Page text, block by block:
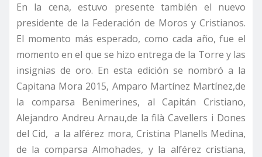
En la cena, estuvo presente también el nuevo
presidente de la Federación de Moros y Cristianos.
El momento más esperado, como cada año, fue el
momento en el que se hizo entrega de la Torre y las
insignias de oro. En esta edición se nombró a la
Capitana Mora 2015, Amparo Martínez Martínez,de
la comparsa Benimerines, al Capitán Cristiano,
Alejandro Andreu Arnau,de la filà Cavellers i Dones
del Cid, a la alférez mora, Cristina Planells Medina,
de la comparsa Almohades, y la alférez cristiana,